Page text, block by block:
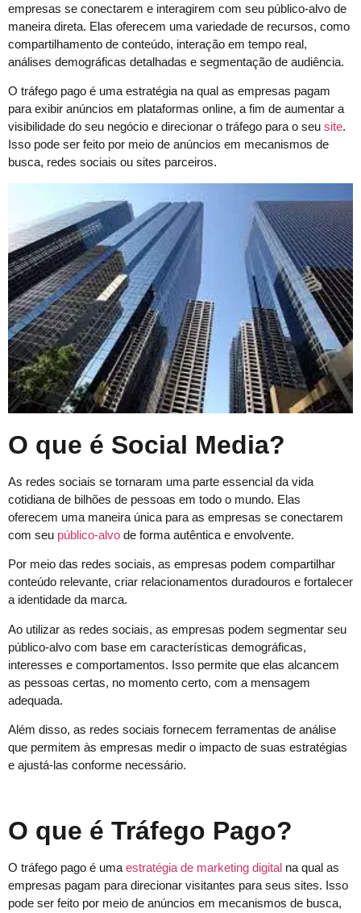
empresas se conectarem e interagirem com seu público-alvo de
maneira direta. Elas oferecem uma variedade de recursos, como
compartilhamento de conteúdo, interação em tempo real,
análises demográficas detalhadas e segmentação de audiência.
O tráfego pago é uma estratégia na qual as empresas pagam
para exibir anúncios em plataformas online, a fim de aumentar a
visibilidade do seu negócio e direcionar o tráfego para o seu site.
Isso pode ser feito por meio de anúncios em mecanismos de
busca, redes sociais ou sites parceiros.
O que é Social Media?
As redes sociais se tornaram uma parte essencial da vida
cotidiana de bilhões de pessoas em todo o mundo. Elas
oferecem uma maneira única para as empresas se conectarem
com seu público-alvo de forma autêntica e envolvente.
Por meio das redes sociais, as empresas podem compartilhar
conteúdo relevante, criar relacionamentos duradouros e fortalecer
a identidade da marca.
Ao utilizar as redes sociais, as empresas podem segmentar seu
público-alvo com base em características demográficas,
interesses e comportamentos. Isso permite que elas alcancem
as pessoas certas, no momento certo, com a mensagem
adequada.
Além disso, as redes sociais fornecem ferramentas de análise
que permitem às empresas medir o impacto de suas estratégias
e ajustá-las conforme necessário.
O que é Tráfego Pago?
O tráfego pago é uma estratégia de marketing digital na qual as
empresas pagam para direcionar visitantes para seus sites. Isso
pode ser feito por meio de anúncios em mecanismos de busca,